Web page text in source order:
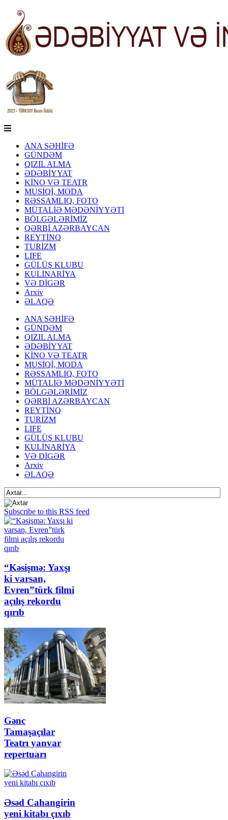
ANA SƏHİFƏ
GÜNDƏM
QIZIL ALMA
ƏDƏBİYYAT
KİNO VƏ TEATR
MUSİQİ, MODA
RƏSSAMLIQ, FOTO
MÜTALİƏ MƏDƏNİYYƏTİ
BÖLGƏLƏRİMİZ
QƏRBİ AZƏRBAYCAN
REYTİNQ
TURİZM
LIFE
GÜLÜŞ KLUBU
KULİNARİYA
VƏ DİGƏR
Arxiv
ƏLAQƏ
ANA SƏHİFƏ
GÜNDƏM
QIZIL ALMA
ƏDƏBİYYAT
KİNO VƏ TEATR
MUSİQİ, MODA
RƏSSAMLIQ, FOTO
MÜTALİƏ MƏDƏNİYYƏTİ
BÖLGƏLƏRİMİZ
QƏRBİ AZƏRBAYCAN
REYTİNQ
TURİZM
LIFE
GÜLÜŞ KLUBU
KULİNARİYA
VƏ DİGƏR
Arxiv
ƏLAQƏ
Subscribe to this RSS feed
“Kəsişmə: Yaxşı
ki varsan,
Evren”türk filmi
açılış rekordu
qırıb
Gənc
Tamaşaçılar
Teatrı yanvar
repertuarı
Əsəd Cahangirin
yeni kitabı çıxıb